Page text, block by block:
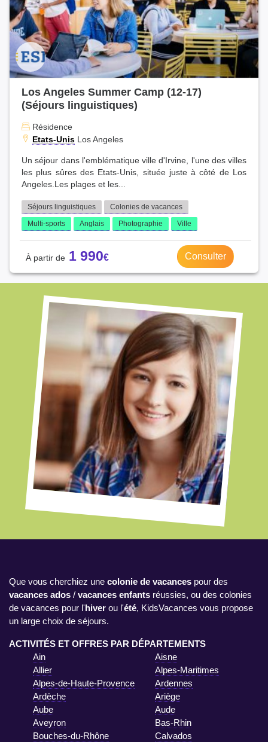
Los Angeles Summer Camp (12-17)
(Séjours linguistiques)
Résidence
Etats-Unis Los Angeles
Un séjour dans l'emblématique ville d'Irvine, l'une des villes
les plus sûres des Etats-Unis, située juste à côté de Los
Angeles.Les plages et les...
Séjours linguistiques
Colonies de vacances
Multi-sports
Anglais Photographie Ville
1 990 Consulter
Que vous cherchiez une colonie de vacances pour des
vacances ados / vacances enfants réussies, ou des colonies
de vacances pour l'hiver ou l'été, KidsVacances vous propose
un large choix de séjours.
ACTIVITÉS ET OFFRES PAR DÉPARTEMENTS
Ain
Aisne
Allier
Alpes-Maritimes
Alpes-de-Haute-Provence
Ardennes
Ardèche
Ariège
Aube
Aude
Aveyron
Bas-Rhin
Bouches-du-Rhône
Calvados